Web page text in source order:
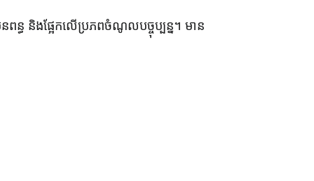
និងផ្អែកលើប្រភពចំណូលបច្ចុប្បន្ន។ មាន